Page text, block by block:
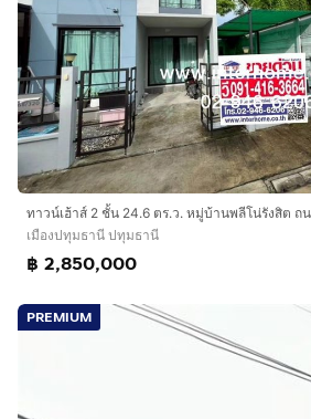
เมืองปทุมธานี ปทุมธานี
฿ 2,850,000
PREMIUM